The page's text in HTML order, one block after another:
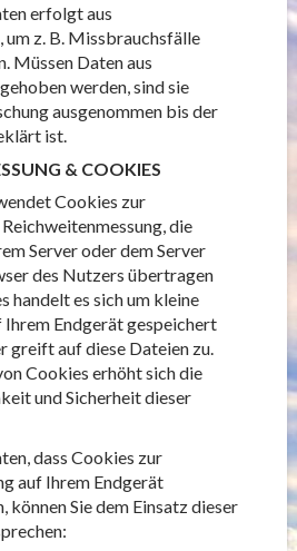
erfolgt aus
um z. B. Missbrauchsfälle
Müssen Daten aus
werden, sind sie
ausgenommen bis der
ist.
& COOKIES
Cookies zur
die
Server oder dem Server
des Nutzers übertragen
handelt es sich um kleine
Ihrem Endgerät gespeichert
greift auf diese Dateien zu.
Cookies erhöht sich die
und Sicherheit dieser
dass Cookies zur
auf Ihrem Endgerät
können Sie dem Einsatz dieser